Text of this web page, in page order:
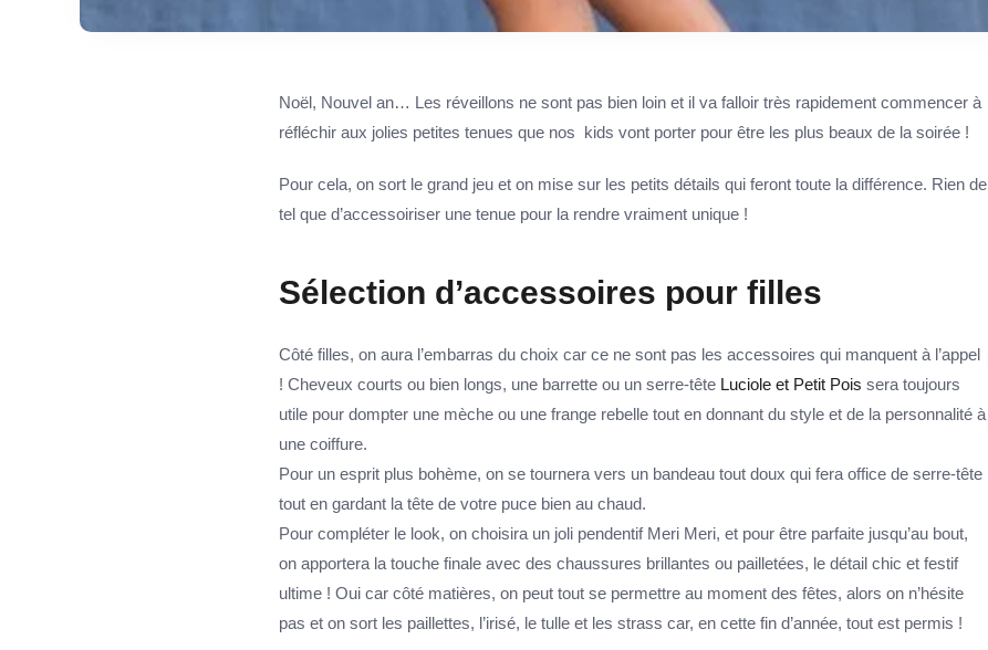
Noël, Nouvel an… Les réveillons ne sont pas bien loin et il va falloir très rapidement commencer à
réfléchir aux jolies petites tenues que nos kids vont porter pour être les plus beaux de la soirée !
Pour cela, on sort le grand jeu et on mise sur les petits détails qui feront toute la différence. Rien de
tel que d’accessoiriser une tenue pour la rendre vraiment unique !
Sélection d’accessoires pour filles
Côté filles, on aura l’embarras du choix car ce ne sont pas les accessoires qui manquent à l’appel
! Cheveux courts ou bien longs, une barrette ou un serre-tête Luciole et Petit Pois sera toujours
utile pour dompter une mèche ou une frange rebelle tout en donnant du style et de la personnalité à
une coiffure.
Pour un esprit plus bohème, on se tournera vers un bandeau tout doux qui fera office de serre-tête
tout en gardant la tête de votre puce bien au chaud.
Pour compléter le look, on choisira un joli pendentif Meri Meri, et pour être parfaite jusqu’au bout,
on apportera la touche finale avec des chaussures brillantes ou pailletées, le détail chic et festif
ultime ! Oui car côté matières, on peut tout se permettre au moment des fêtes, alors on n’hésite
pas et on sort les paillettes, l’irisé, le tulle et les strass car, en cette fin d’année, tout est permis !